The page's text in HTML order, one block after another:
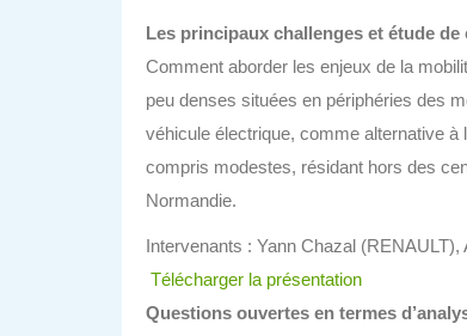
Les principaux challenges et étude de
Comment aborder les enjeux de la
peu denses situées en périphéries des
véhicule électrique, comme alternative à
compris modestes, résidant hors des
Normandie.
Intervenants : Yann Chazal
Télécharger la présentation
Questions ouvertes en termes